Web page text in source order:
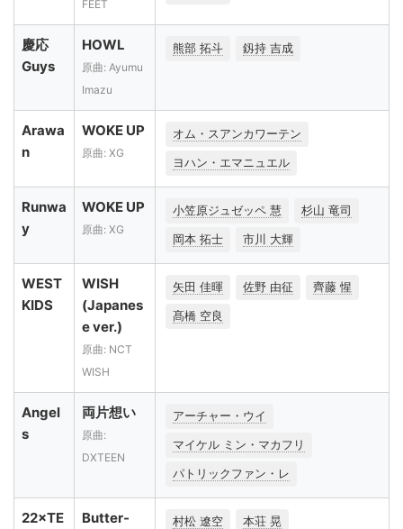
FEET
慶応
Guys
HOWL
原曲: Ayumu
Imazu
熊部 拓斗 釼持 吉成
Arawa
n
WOKE UP
原曲: XG
オム・スアンカワーテン
ヨハン・エマニュエル
Runwa
y
WOKE UP
原曲: XG
小笠原ジュゼッペ 慧 杉山 竜司
岡本 拓士 市川 大輝
WEST
KIDS
WISH
(Japanes
e ver.)
原曲: NCT
WISH
矢田 佳暉 佐野 由征 齊藤 惺
髙橋 空良
Angel
s
両片想い
原曲:
DXTEEN
アーチャー・ウイ
マイケル ミン・マカフリ
パトリックファン・レ
22×TE
Butter-
村松 遼空 本荘 晃